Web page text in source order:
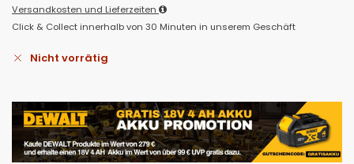
Versandkosten und Lieferzeiten
Click & Collect innerhalb von 30 Minuten in unserem Geschäft
Nicht vorrätig